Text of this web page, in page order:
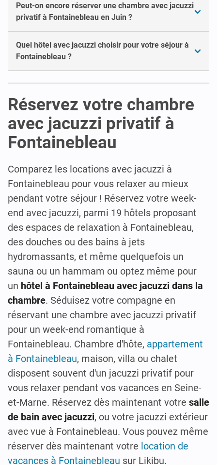
Peut-on encore réserver une chambre avec jacuzzi
privatif à Fontainebleau en Juin ?
Quel hôtel avec jacuzzi choisir pour votre séjour à
Fontainebleau ?
Réservez votre chambre
avec jacuzzi privatif à
Fontainebleau
Comparez les locations avec jacuzzi à
Fontainebleau pour vous relaxer au mieux
pendant votre séjour ! Réservez votre week-
end avec jacuzzi, parmi 19 hôtels proposant
des espaces de relaxation à Fontainebleau,
des douches ou des bains à jets
hydromassants, et même quelquefois un
sauna ou un hammam ou optez même pour
un hôtel à Fontainebleau avec jacuzzi dans la
chambre. Séduisez votre compagne en
réservant une chambre avec jacuzzi privatif
pour un week-end romantique à
Fontainebleau. Chambre d'hôte, appartement
à Fontainebleau, maison, villa ou chalet
disposent souvent d'un jacuzzi privatif pour
vous relaxer pendant vos vacances en Seine-
et-Marne. Réservez dès maintenant votre salle
de bain avec jacuzzi, ou votre jacuzzi extérieur
avec vue à Fontainebleau. Vous pouvez même
réserver dès maintenant votre location de
vacances à Fontainebleau sur Likibu.